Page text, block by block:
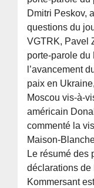
Dmitri Peskov,
questions du
VGTRK, Pavel
porte-parole du
l’avancement
paix en
Moscou vis-à-
américain
commenté la
Maison-
Le résumé des
déclarations de
Kommersant